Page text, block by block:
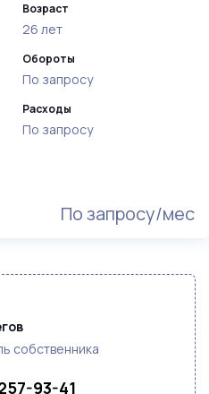
По запросу/мес
Возраст
26 лет
Обороты
По запросу
Расходы
По запросу
собственника
93-41